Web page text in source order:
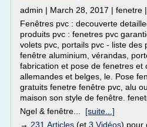
admin | March 28, 2017 | fenetre
Fenêtres pvc : decouverte
produits pvc : fenetres pvc
volets pvc, portails pvc - liste des
fenêtre aluminium, vérandas,
fabrication et pose de fenetres et
allemandes et belges, le. Pose
gratuits fenetre fenêtre pvc, alu
maison son style de fenêtre.
Ngel & fenêtre... [suite...]
→ 231 Articles (et 3 Vidéos) pour